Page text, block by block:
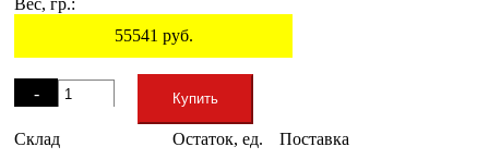
55541 руб.
-
+
Купить
Склад Остаток, ед. Поставка